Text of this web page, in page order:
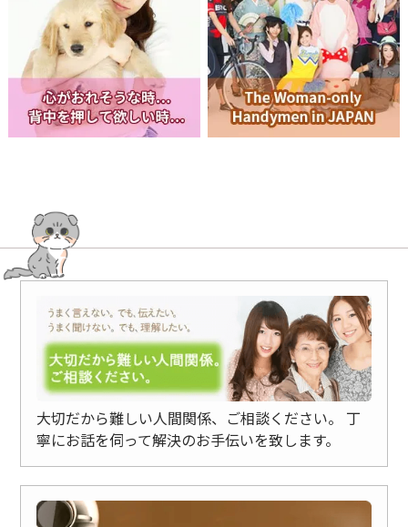
大切だから難しい人間関係、ご相談ください。 丁
寧にお話を伺って解決のお手伝いを致します。